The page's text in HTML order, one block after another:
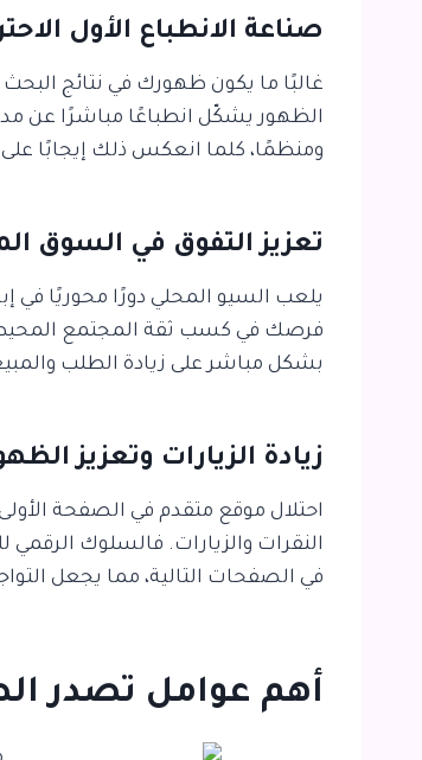
صناعة الانطباع الأول
غالبًا ما يكون ظهورك في نتائج
الظهور يشكّل انطباعًا مباشرًا عن
ومنظمًا، كلما انعكس ذلك إيجابًا
تعزيز التفوق في السوق
يلعب السيو المحلي دورًا محوريًا في
فرصك في كسب ثقة المجتمع المحيط
بشكل مباشر على زيادة الطلب
زيادة الزيارات وتعزيز
احتلال موقع متقدم في الصفحة
النقرات والزيارات. فالسلوك
في الصفحات التالية، مما يجعل
أهم عوامل تصدر